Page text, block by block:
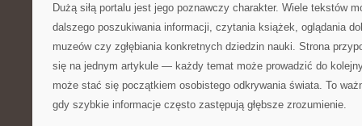
Dużą siłą portalu jest jego poznawczy charakter. Wiele tekstów
dalszego poszukiwania informacji, czytania książek, oglądania
muzeów czy zgłębiania konkretnych dziedzin nauki. Strona
się na jednym artykule — każdy temat może prowadzić do
może stać się początkiem osobistego odkrywania świata. To
gdy szybkie informacje często zastępują głębsze zrozumienie.